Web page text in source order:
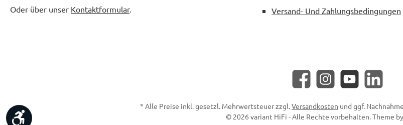
Oder über unser Kontaktformular.
Versand- Und Zahlungsbedingungen
Facebook InstagramYouTube LinkedIn
* Alle Preise inkl. gesetzl. Mehrwertsteuer zzgl.Versandkosten und ggf.
© 2026 variant HiFi - Alle Rechte vorbehalten. Theme by
Werkzeugleiste anzeigen